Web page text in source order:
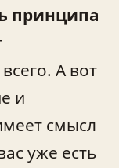
принципа
А вот
и
смысл
уже есть